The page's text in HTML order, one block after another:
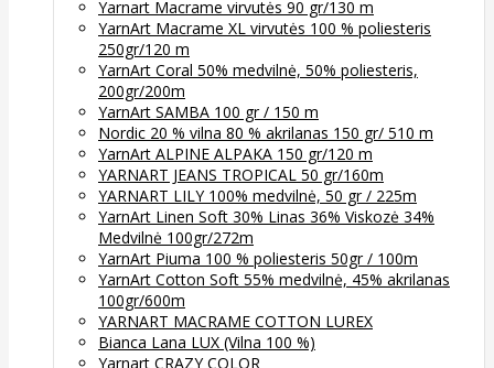
Yarnart Macrame virvutės 90 gr/130 m
YarnArt Macrame XL virvutės 100 % poliesteris
250gr/120 m
YarnArt Coral 50% medvilnė, 50% poliesteris,
200gr/200m
YarnArt SAMBA 100 gr / 150 m
Nordic 20 % vilna 80 % akrilanas 150 gr/ 510 m
YarnArt ALPINE ALPAKA 150 gr/120 m
YARNART JEANS TROPICAL 50 gr/160m
YARNART LILY 100% medvilnė, 50 gr / 225m
YarnArt Linen Soft 30% Linas 36% Viskozė 34%
Medvilnė 100gr/272m
YarnArt Piuma 100 % poliesteris 50gr / 100m
YarnArt Cotton Soft 55% medvilnė, 45% akrilanas
100gr/600m
YARNART MACRAME COTTON LUREX
Bianca Lana LUX (Vilna 100 %)
Yarnart CRAZY COLOR